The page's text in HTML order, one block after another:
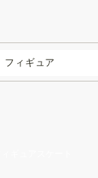
フィギュア